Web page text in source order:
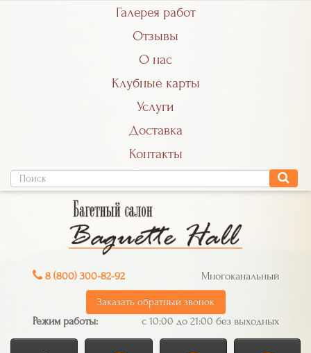
Галерея работ
Отзывы
О нас
Клубные карты
Услуги
Доставка
Контакты
8 (800) 300-82-92 Многоканальный
Заказать обратный звонок
Режим работы: с 10:00 до 21:00 без выходных